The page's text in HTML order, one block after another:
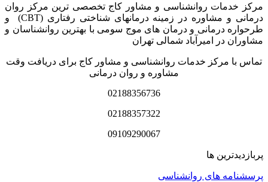
مرکز خدمات روانشناسی و مشاور کاج تخصصی‏ ترین مرکز روان
درمانی و مشاوره در زمینه درمان‏های شناختی رفتاری (CBT) و
طرحواره درمانی و درمان های موج سومی با بهترین روانشناسان و
مشاوران در امیرآباد شمالی تهران
تماس با مرکز خدمات روانشناسی و مشاور کاج برای دریافت وقت
مشاوره و روان درمانی
02188356736
02188357322
09109290067
پربازدیدترین ها
پرسشنامه های روانشناسی